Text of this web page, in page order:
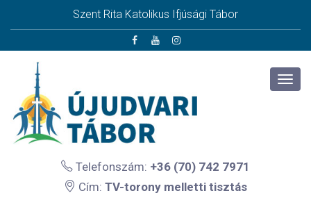
Szent Rita Katolikus Ifjúsági Tábor
Telefonszám: +36 (70) 742 7971
Cím: TV-torony melletti tisztás